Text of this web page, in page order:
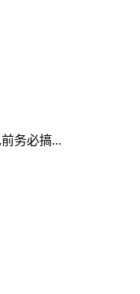
务必搞...